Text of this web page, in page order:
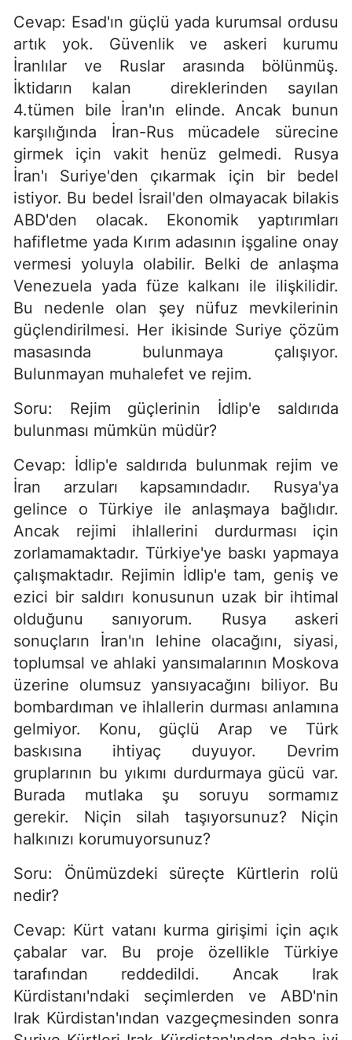
Cevap: Esad'ın güçlü yada kurumsal ordusu
artık yok. Güvenlik ve askeri kurumu
İranlılar ve Ruslar arasında bölünmüş.
İktidarın kalan direklerinden sayılan
4.tümen bile İran'ın elinde. Ancak bunun
karşılığında İran-Rus mücadele sürecine
girmek için vakit henüz gelmedi. Rusya
İran'ı Suriye'den çıkarmak için bir bedel
istiyor. Bu bedel İsrail'den olmayacak bilakis
ABD'den olacak. Ekonomik yaptırımları
hafifletme yada Kırım adasının işgaline onay
vermesi yoluyla olabilir. Belki de anlaşma
Venezuela yada füze kalkanı ile ilişkilidir.
Bu nedenle olan şey nüfuz mevkilerinin
güçlendirilmesi. Her ikisinde Suriye çözüm
masasında bulunmaya çalışıyor.
Bulunmayan muhalefet ve rejim.
Soru: Rejim güçlerinin İdlip'e saldırıda
bulunması mümkün müdür?
Cevap: İdlip'e saldırıda bulunmak rejim ve
İran arzuları kapsamındadır. Rusya'ya
gelince o Türkiye ile anlaşmaya bağlıdır.
Ancak rejimi ihlallerini durdurması için
zorlamamaktadır. Türkiye'ye baskı yapmaya
çalışmaktadır. Rejimin İdlip'e tam, geniş ve
ezici bir saldırı konusunun uzak bir ihtimal
olduğunu sanıyorum. Rusya askeri
sonuçların İran'ın lehine olacağını, siyasi,
toplumsal ve ahlaki yansımalarının Moskova
üzerine olumsuz yansıyacağını biliyor. Bu
bombardıman ve ihlallerin durması anlamına
gelmiyor. Konu, güçlü Arap ve Türk
baskısına ihtiyaç duyuyor. Devrim
gruplarının bu yıkımı durdurmaya gücü var.
Burada mutlaka şu soruyu sormamız
gerekir. Niçin silah taşıyorsunuz? Niçin
halkınızı korumuyorsunuz?
Soru: Önümüzdeki süreçte Kürtlerin rolü
nedir?
Cevap: Kürt vatanı kurma girişimi için açık
çabalar var. Bu proje özellikle Türkiye
tarafından reddedildi. Ancak Irak
Kürdistanı'ndaki seçimlerden ve ABD'nin
Irak Kürdistan'ından vazgeçmesinden sonra